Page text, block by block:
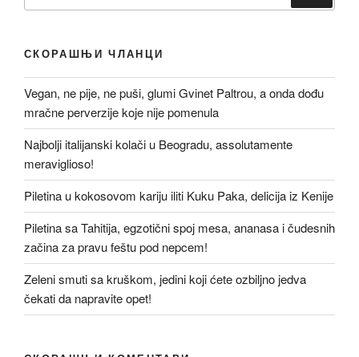
СКОРАШЊИ ЧЛАНЦИ
Vegan, ne pije, ne puši, glumi Gvinet Paltrou, a onda dođu
mračne perverzije koje nije pomenula
Najbolji italijanski kolači u Beogradu, assolutamente
meraviglioso!
Piletina u kokosovom kariju iliti Kuku Paka, delicija iz Kenije
Piletina sa Tahitija, egzotični spoj mesa, ananasa i čudesnih
začina za pravu feštu pod nepcem!
Zeleni smuti sa kruškom, jedini koji ćete ozbiljno jedva
čekati da napravite opet!